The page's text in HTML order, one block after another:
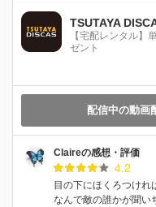
TSUTAYA
【宅配レンタル】
ゼント
配信中の動画
Claireの感想・評価
4.2
目の下にほくろつけれ
なんで敵の誰かが聞い